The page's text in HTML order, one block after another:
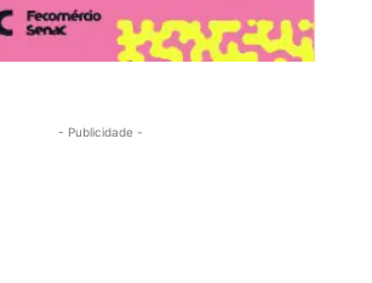
- Publicidade -